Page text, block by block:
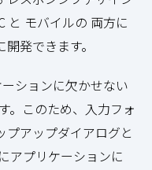
と モバイルの 両方に
発できます。
ションに欠かせない
。このため、入力フォ
プアップダイアログと
アプリケーションに